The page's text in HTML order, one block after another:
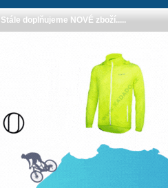
doplňujeme NOVÉ zboží.....